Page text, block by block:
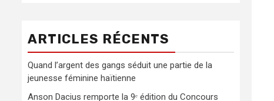
ARTICLES RÉCENTS
Quand l’argent des gangs séduit une partie de la
jeunesse féminine haïtienne
Anson Dacius remporte la 9ᵉ édition du Concours